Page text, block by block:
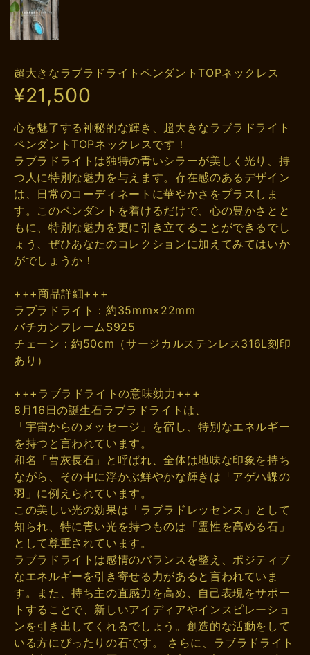
超大きなラブラドライトペンダントTOPネックレス
¥21,500
心を魅了する神秘的な輝き、超大きなラブラドライト
ペンダントTOPネックレスです！
ラブラドライトは独特の青いシラーが美しく光り、持
つ人に特別な魅力を与えます。存在感のあるデザイン
は、日常のコーディネートに華やかさをプラスしま
す。このペンダントを着けるだけで、心の豊かさとと
もに、特別な魅力を更に引き立てることができるでし
ょう、ぜひあなたのコレクションに加えてみてはいか
がでしょうか！
+++商品詳細+++
ラブラドライト：約35mm×22mm
バチカンフレームS925
チェーン：約50cm（サージカルステンレス316L刻印
あり）
+++ラブラドライトの意味効力+++
8月16日の誕生石ラブラドライトは、
「宇宙からのメッセージ」を宿し、特別なエネルギー
を持つと言われています。
和名「曹灰長石」と呼ばれ、全体は地味な印象を持ち
ながら、その中に浮かぶ鮮やかな輝きは「アゲハ蝶の
羽」に例えられています。
この美しい光の効果は「ラブラドレッセンス」として
知られ、特に青い光を持つものは「霊性を高める石」
として尊重されています。
ラブラドライトは感情のバランスを整え、ポジティブ
なエネルギーを引き寄せる力があると言われていま
す。また、持ち主の直感力を高め、自己表現をサポー
トすることで、新しいアイディアやインスピレーショ
ンを引き出してくれるでしょう。創造的な活動をして
いる方にぴったりの石です。 さらに、ラブラドライト